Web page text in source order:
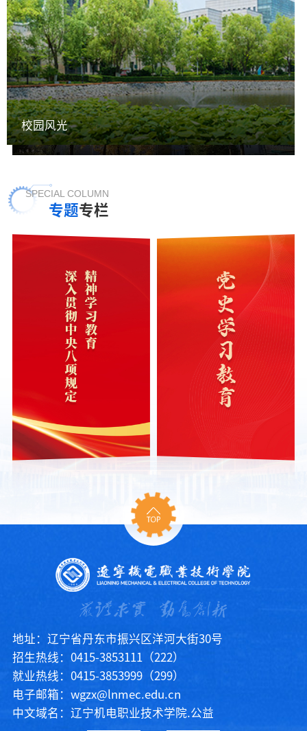
宣传视频
校园风光
SPECIAL COLUMN
专题专栏
地址：辽宁省丹东市振兴区洋河大街30号
招生热线：0415-3853111（222）
就业热线：0415-3853999（299）
电子邮箱：wgzx@lnmec.edu.cn
中文域名：辽宁机电职业技术学院.公益